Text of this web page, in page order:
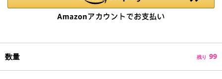
数量 残り 99